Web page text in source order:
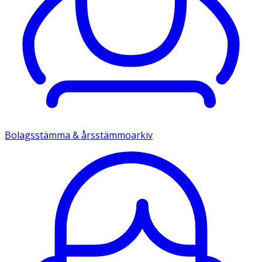
Bolagsstämma & årsstämmoarkiv